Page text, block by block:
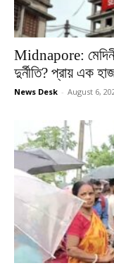
Midnapore:
দুর্নীতি? প্রায় এক
News Desk - August 6,